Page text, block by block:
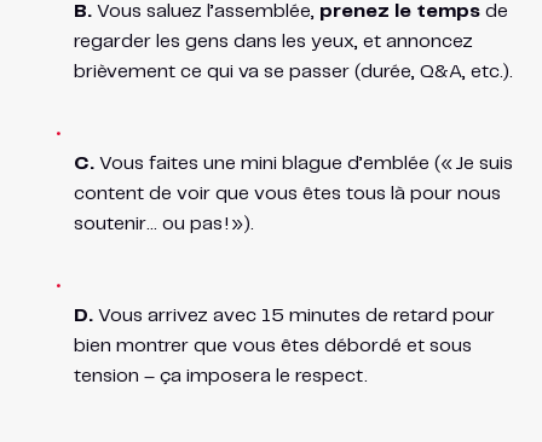
B.Vous saluez l’assemblée, prenez le tempsde
regarder les gens dans les yeux, et annoncez
brièvement ce qui va se passer (durée, Q&A, etc.).
C.Vous faites une mini blague d’emblée (« Je suis
content de voir que vous êtes tous là pour nous
soutenir… ou pas ! »).
D.Vous arrivez avec 15 minutes de retard pour
bien montrer que vous êtes débordé et sous
tension – ça imposera le respect.